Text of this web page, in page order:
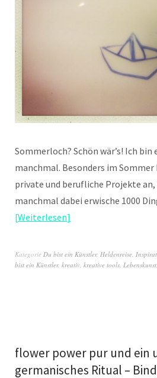
Sommerloch? Schön wär’s! Ich
manchmal. Besonders im
private und berufliche Projekte an,
manchmal dabei erwische 1000
Weiterlesen
Kategorie Du bist ein Künstler, Heldenreise,
bist ein Künstler, kreativ, kreative tools, Lebenskunst,
flower power pur und ein
germanisches Ritual –